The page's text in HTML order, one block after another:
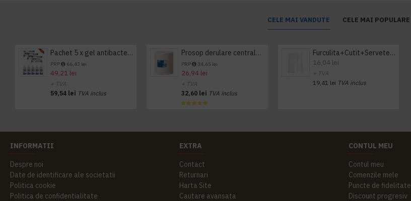
CELE MAI VANDUTE CELE MAI POPULARE
Pachet 5 x gel antibacterian 50ml si 3 x Servetele antibacteriene 48 buc Hygienium
PRP 66,43 lei
49,21 lei
+ TVA
59,54 lei TVA inclus
Prosop derulare centrala 1 pliu, 300 m Tork
PRP 34,65 lei
26,94 lei
+ TVA
32,60 lei TVA inclus
Furculita+Cutit+Servetel 100buc/set
16,04 lei
+ TVA
19,41 lei TVA inclus
INFORMATII
Despre noi
Date de identificare ale societatii
Politica cookie
Politica de confidentialitate
EXTRA
Contact
Returnari
Harta Site
Cautare avansata
CONTUL MEU
Contul meu
Comenzile mele
Puncte de fidelitate
Discount progresiv